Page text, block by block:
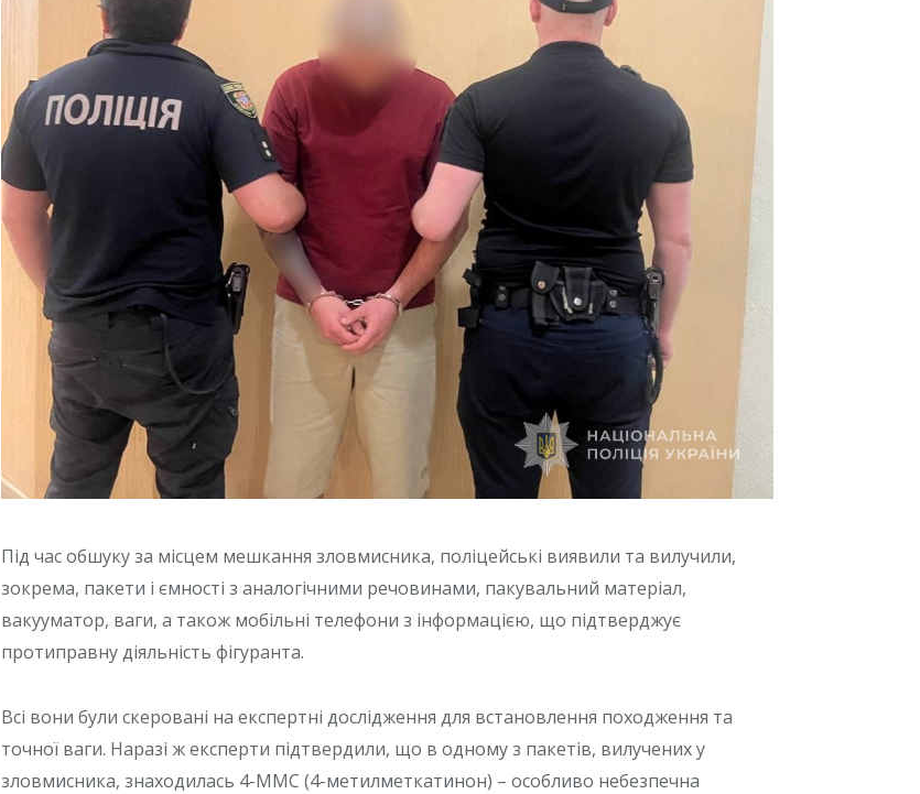
Під час обшуку за місцем мешкання зловмисника, поліцейські виявили та вилучили,
зокрема, пакети і ємності з аналогічними речовинами, пакувальний матеріал,
вакууматор, ваги, а також мобільні телефони з інформацією, що підтверджує
протиправну діяльність фігуранта.
Всі вони були скеровані на експертні дослідження для встановлення походження та
точної ваги. Наразі ж експерти підтвердили, що в одному з пакетів, вилучених у
зловмисника, знаходилась 4-ММС (4-метилметкатинон) – особливо небезпечна